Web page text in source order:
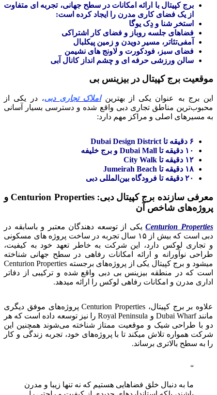
برج کپیتال با ارائه امکانات در سطح جهانی، تجربه‌ ای متفاوت
از یک فضای کاری مدرن را ایجاد کرده است:
استخر شنا و دِک یوگا
فضاهای جلسه روباز و فضای کار اشتراکی
آمفی‌تئاتر، مسیر دویدن و زمین پیکلبال
فضای سبز، فودکورت و لاونج‌ های نشیمن
سالن ورزشی حرفه‌ ای و چشم‌ انداز کانال آبی
موقعیت برج کپیتال در بیزینس بی
این برج به عنوان یکی از بهتریناملاک تجاری دبی، در یکی از
محبوب‌ترین مناطق تجاری دبی واقع شده و دسترسی بسیار آسانی
به مسیرهای اصلی و مراکز مهم دارد:
۶ دقیقه تا Dubai Design District
۱۰ دقیقه تا Dubai Mall و برج خلیفه
۱۲ دقیقه تا City Walk
۱۸ دقیقه تا Jumeirah Beach
۲۰ دقیقه تا فرودگاه بین‌المللی دبی
معرفی سازنده برج کپیتال دبی: Centurion Properties و
پروژه‌های شاخص آن
Centurion Propertiesیکی از توسعه‌ دهندگان معتبر و باسابقه در
دبی است که بیش از ۱۵ سال تجربه در ساخت پروژه‌ های مسکونی
و تجاری لوکس دارد، این شرکت به خاطر تعهد خود به کیفیت،
طراحی نوآورانه و ارائه امکانات رفاهی در سطح جهانی شناخته
میشود و برج کپیتال یکی از پروژه‌های برجسته Centurion Properties
است که در منطقه بیزینس بی دبی واقع شده و ترکیبی از دفاتر
اداری مدرن و امکانات رفاهی لوکس را ارائه میدهد.
علاوه بر برج کپیتال، Centurion Properties پروژه‌های موفق دیگری
مانند Dubai Wharf و Royal Peninsula را نیز توسعه داده است که هر
دو با طراحی شیک و موقعیت ممتاز شناخته می‌شوند همچنین این
شرکت همواره تلاش میکند تا با پروژه‌های خود، تجربه زندگی و کار
را به سطح بالاتری برساند.
ما به دنبال خلق فضاهایی هستیم که نه تنها زیبا و مدرن